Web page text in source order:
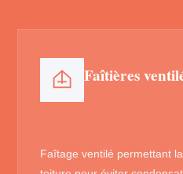
Faîtières
Faîtage ventilé permettant